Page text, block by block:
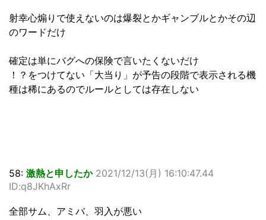
射幸心煽りで使えないのは爆裂とかギャンブルとかその辺
のワードだけ
確定は単にバグへの保険で言いたくないだけ
！？をつけてない「大当り」が予告の段階で表示される機
種は稀にあるのでルールとしては存在しない
58: 激熱と申したか 2021/12/13(月) 16:10:47.44
ID:q8JKhAxRr
全部サム、アミバ、羽入が悪い